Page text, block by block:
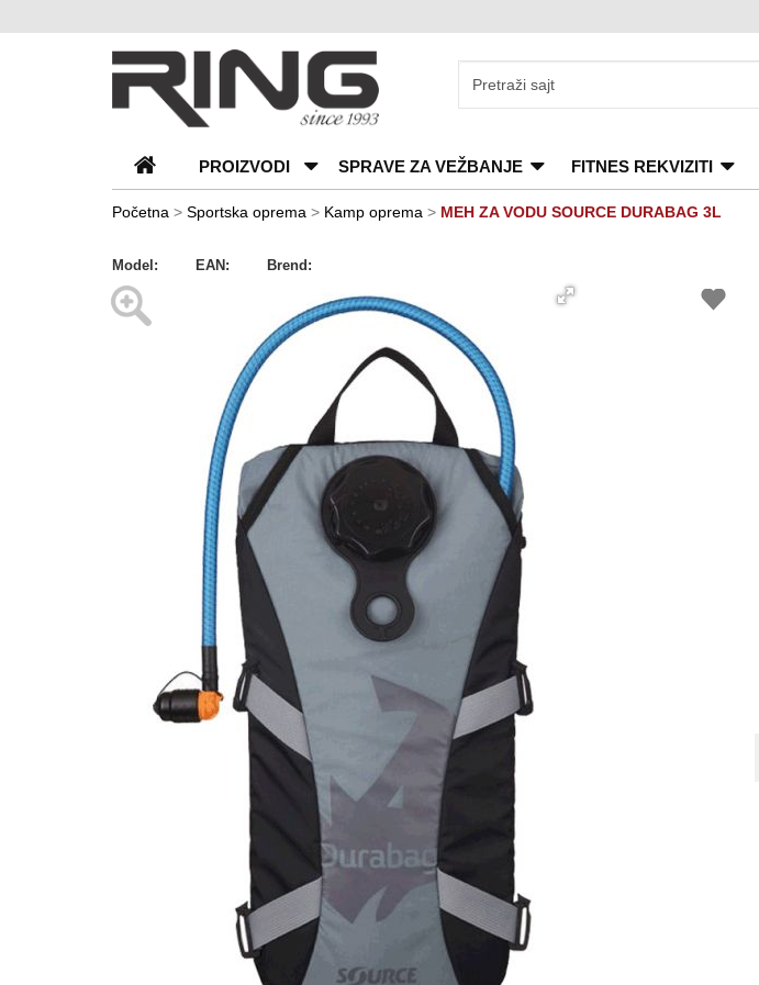
O
nama
Katalozi
Kontakt
Blog
Česta
PROIZVODI SPRAVE ZA VEŽBANJE FITNES REKVIZITI
Početna > Sportska oprema > Kamp oprema > MEH ZA VODU SOURCE DURABAG 3L
Model: EAN: Brend: